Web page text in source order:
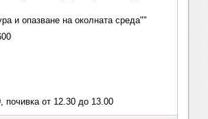
и опазване на околната среда""
почивка от 12.30 до 13.00